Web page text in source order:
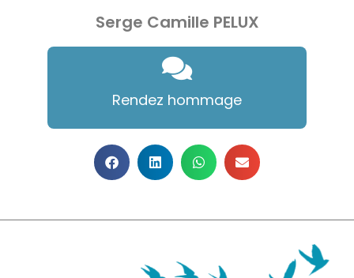
Serge Camille PELUX
Rendez hommage